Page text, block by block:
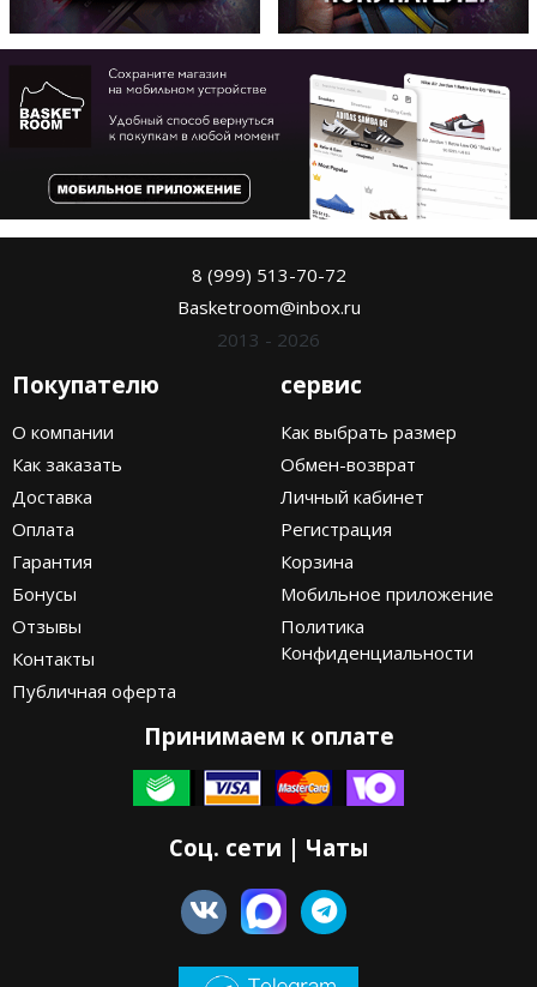
8 (999) 513-70-72
Basketroom@inbox.ru
2013 - 2026
Покупателю
О компании
Как заказать
Доставка
Оплата
Гарантия
Бонусы
Отзывы
Контакты
Публичная оферта
сервис
Как выбрать размер
Обмен-возврат
Личный кабинет
Регистрация
Корзина
Мобильное приложение
Политика
Конфиденциальности
Принимаем к оплате
Соц. сети | Чаты